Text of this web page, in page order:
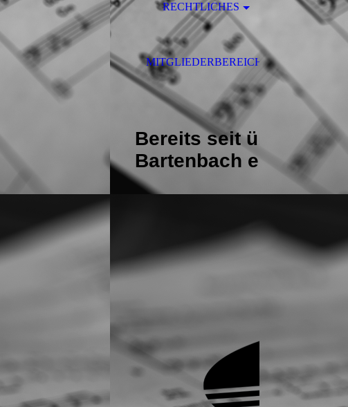
RECHTLICHES
MITGLIEDERBEREICH
Bereits seit über 100
Bartenbach e.V. und